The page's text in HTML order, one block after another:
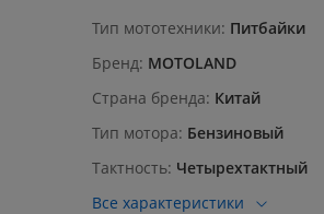
Тип мототехники Питбайки
Бренд MOTOLAND
Страна бренда Китай
Тип мотора Бензиновый
Тактность Четырехтактный
Все характеристики